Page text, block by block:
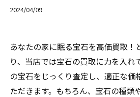
2024/04/09
あなたの家に眠る宝石を高価買取！
り、当店では宝石の買取に力を入れ
の宝石をじっくり査定し、適正な価
ただきます。もちろん、宝石の種類